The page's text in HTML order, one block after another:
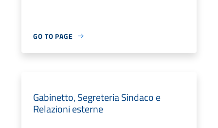
GO TO PAGE
Gabinetto, Segreteria Sindaco e
Relazioni esterne